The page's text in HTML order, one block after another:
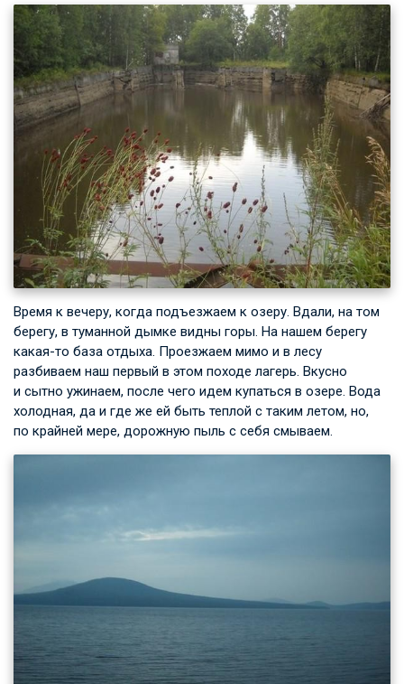
Время к вечеру, когда подъезжаем к озеру. Вдали, на том
берегу, в туманной дымке видны горы. На нашем берегу
какая-то база отдыха. Проезжаем мимо и в лесу
разбиваем наш первый в этом походе лагерь. Вкусно
и сытно ужинаем, после чего идем купаться в озере. Вода
холодная, да и где же ей быть теплой с таким летом, но,
по крайней мере, дорожную пыль с себя смываем.